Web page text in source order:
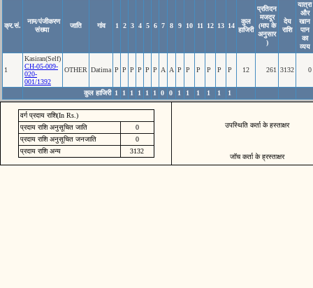
क्र.सं.
नाम/पंजीकरण
संख्या
जाति गांव 1 2 3 4 5 6 7 8 9 10 11 12 13 14
कुल
हाजिरी
प्रतिदन
मजदूर
(माप के
अनुसार
)
देय
राशि
यात्रा
और
खान
पान
का
व्यय
1
Kasiran(Self)
CH-05-009-
020-
001/1392
OTHER Datima P P P P P P A A P P P P P P 12 261 3132 0
कुल हाजिरी 1 1 1 1 1 1 0 0 1 1 1 1 1 1
वर्ग प्रदाय राशि(In Rs.)
प्रदाय राशि अनुसूचित जाति
0
प्रदाय राशि अनुसूचित जनजाति
0
प्रदाय राशि अन्य
3132
उपस्थिति कर्ता के हस्ताक्षर
जॉच कर्ता के ह्रस्ताक्षर